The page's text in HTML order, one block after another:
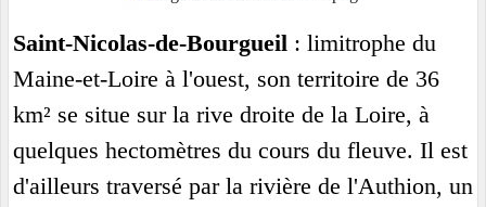
Saint-Nicolas-de-Bourgueil : limitrophe du
Maine-et-Loire à l'ouest, son territoire de 36
km² se situe sur la rive droite de la Loire, à
quelques hectomètres du cours du fleuve. Il est
d'ailleurs traversé par la rivière de l'Authion, un